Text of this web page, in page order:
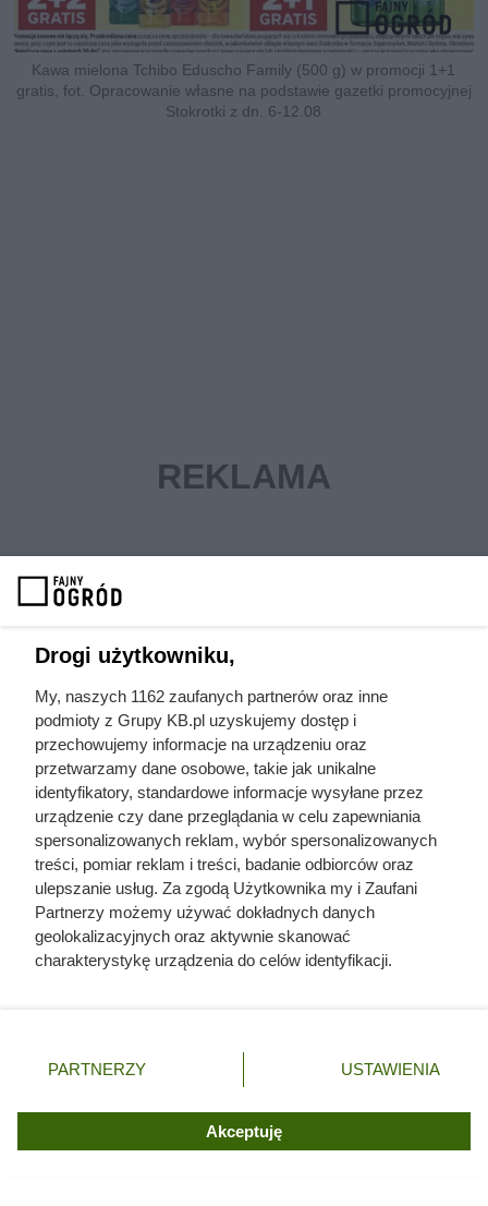
Kawa mielona Tchibo Eduscho Family (500 g) w promocji 1+1
gratis, fot. Opracowanie własne na podstawie gazetki promocyjnej
Stokrotki z dn. 6-12.08
Czytaj także:
Zjadł 174 koty i rzucił się na nogę kolesia z
majątek i osiągnięcia przyprawiają o zawrót głowy
Herodot pisał o tym z przerażeniem. Każda
kobieta musiała zrobić to chociaż raz w życiu
Drogi użytkowniku,
My, naszych 1162 zaufanych partnerów oraz inne
podmioty z Grupy KB.pl uzyskujemy dostęp i
przechowujemy informacje na urządzeniu oraz
przetwarzamy dane osobowe, takie jak unikalne
identyfikatory, standardowe informacje wysyłane przez
urządzenie czy dane przeglądania w celu zapewniania
spersonalizowanych reklam, wybór spersonalizowanych
treści, pomiar reklam i treści, badanie odbiorców oraz
ulepszanie usług. Za zgodą Użytkownika my i Zaufani
Partnerzy możemy używać dokładnych danych
geolokalizacyjnych oraz aktywnie skanować
charakterystykę urządzenia do celów identyfikacji.
zmienić/wycofać klikając przycisk ustawień prywatności
znajdujący się w lewym dolnym rogu strony. Niektóre
użytkownika, ale masz prawo sprzeciwić się takiemu
przetwarzaniu. Preferencje będą miały zastosowania tylko
PARTNERZY USTAWIENIA
Akceptuję